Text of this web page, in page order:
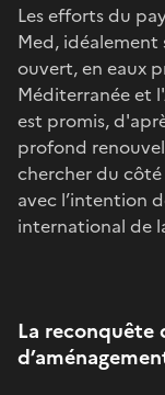
Les efforts du
Med,
ouvert, en eaux
Méditerranée et
est promis,
profond
chercher du
avec l’intention
international de
La